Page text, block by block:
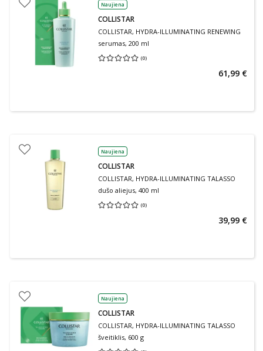
Naujiena
COLLISTAR
COLLISTAR, HYDRA-ILLUMINATING RENEWING
serumas, 200 ml
(0)
Vidutinis įvertinimas 0.00
61,99 €
Naujiena
COLLISTAR
COLLISTAR, HYDRA-ILLUMINATING TALASSO
dušo aliejus, 400 ml
(0)
Vidutinis įvertinimas 0.00
39,99 €
Naujiena
COLLISTAR
COLLISTAR, HYDRA-ILLUMINATING TALASSO
šveitiklis, 600 g